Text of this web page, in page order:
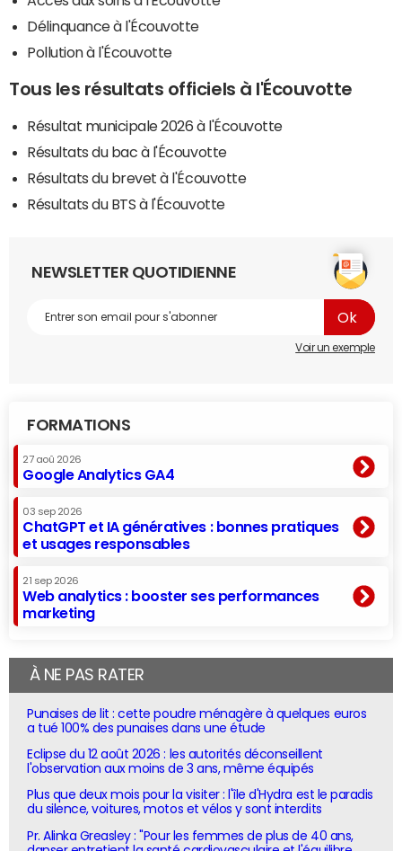
Délinquance à l'Écouvotte
Pollution à l'Écouvotte
Tous les résultats officiels à l'Écouvotte
Résultat municipale 2026 à l'Écouvotte
Résultats du bac à l'Écouvotte
Résultats du brevet à l'Écouvotte
Résultats du BTS à l'Écouvotte
NEWSLETTER QUOTIDIENNE
Voir un exemple
FORMATIONS
27 aoû 2026
Google Analytics GA4
03 sep 2026
ChatGPT et IA génératives : bonnes pratiques
et usages responsables
21 sep 2026
Web analytics : booster ses performances
marketing
À NE PAS RATER
Punaises de lit : cette poudre ménagère à quelques euros
a tué 100% des punaises dans une étude
Eclipse du 12 août 2026 : les autorités déconseillent
l'observation aux moins de 3 ans, même équipés
Plus que deux mois pour la visiter : l'île d'Hydra est le paradis
du silence, voitures, motos et vélos y sont interdits
Pr. Alinka Greasley : "Pour les femmes de plus de 40 ans,